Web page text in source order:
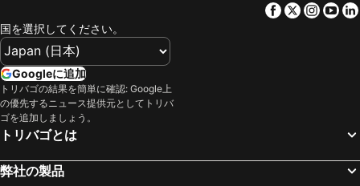
ベニタチェル, バレンシア 宿泊施設 -
マニセス, バレンシア 宿泊施設 -
カステリョン デ ラ プラナ, バレンシア 宿泊施設 -
Masalfasar, バレンシア 宿泊施設 -
ハベア, バレンシア 宿泊施設 -
バルセロナ, カタルーニャ 宿泊施設 -
セビリア, アンダルシア州 宿泊施設 -
Facebook
Twitter
国を選択してください。
Googleに追加
トリバゴの結果を簡単に確認: Google上
の優先するニュース提供元としてトリバ
ゴを追加しましょう。
トリバゴとは
弊社の製品